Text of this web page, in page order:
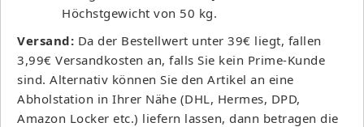
Höchstgewicht von 50 kg.
Versand: Da der Bestellwert unter 39€ liegt, fallen
3,99€ Versandkosten an, falls Sie kein Prime-Kunde
sind. Alternativ können Sie den Artikel an eine
Abholstation in Ihrer Nähe (DHL, Hermes, DPD,
Amazon Locker etc.) liefern lassen, dann betragen die